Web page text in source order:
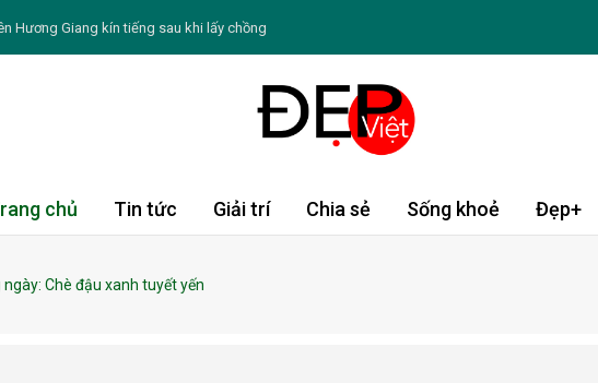
Hương Giang kín tiếng sau khi lấy chồng
cung Hoàng Đạo thứ bảy ngày 8/8/2026: Sư Tử tràn động lực
2026: Tý, Mão, Dậu tài lộc khởi sắc; Dần, Tỵ cần thận trọng
chủ Tin tức Giải trí Chia sẻ Sống khoẻ Đẹp+
Chè đậu xanh tuyết yến